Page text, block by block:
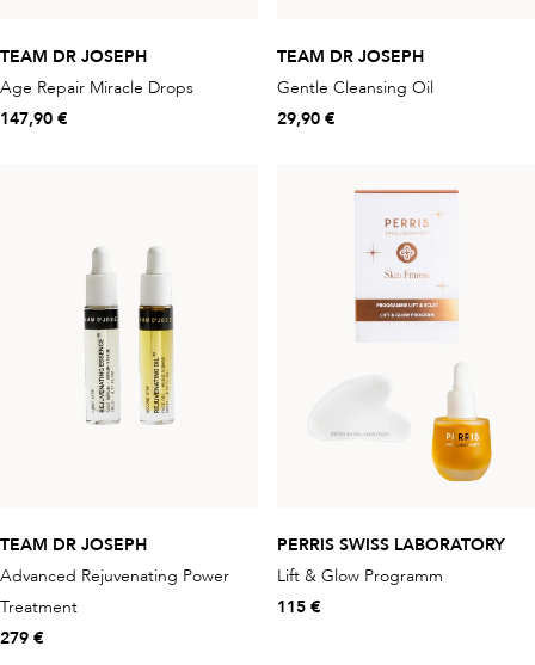
TEAM DR JOSEPH
Age Repair Miracle Drops
147,90 €
TEAM DR JOSEPH
Gentle Cleansing Oil
29,90 €
TEAM DR JOSEPH
Advanced Rejuvenating Power
Treatment
279 €
PERRIS SWISS LABORATORY
Lift & Glow Programm
115 €